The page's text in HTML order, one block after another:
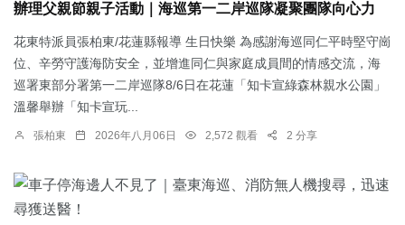
辦理父親節親子活動｜海巡第一二岸巡隊凝聚團隊向心力
花東特派員張柏東/花蓮縣報導 生日快樂 為感謝海巡同仁平時堅守崗
位、辛勞守護海防安全，並增進同仁與家庭成員間的情感交流，海
巡署東部分署第一二岸巡隊8/6日在花蓮「知卡宣綠森林親水公園」
溫馨舉辦「知卡宣玩...
張柏東 2026年八月06日 2,572 觀看 2 分享